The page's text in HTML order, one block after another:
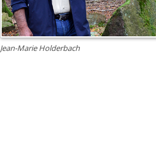
Jean-Marie Holderbach